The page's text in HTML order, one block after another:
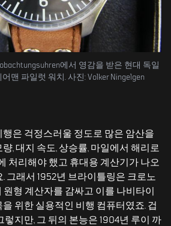
에서 영감을 받은 현대 독일
맨 파일럿 워치. 사진: Volker Ningelgen
은 걱정스러울 정도로 많은 암산을
, 대지 속도, 상승률, 마일에서 해리로
처리해야 했고 휴대용 계산기가 나오
그래서 1952년 브라이틀링은 크로노
형 계산자를 감싸고 이를 나비타이
위한 실용적인 비행 컴퓨터였죠. 겁
렇지만, 그 뒤의 본능은 1904년 루이 까